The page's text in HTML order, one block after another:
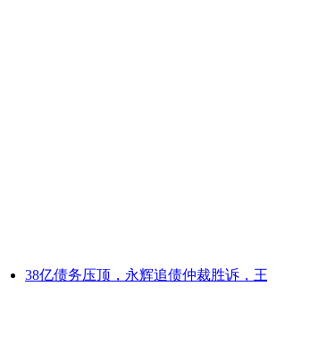
38亿债务压顶，永辉追债仲裁胜诉，王健林四面